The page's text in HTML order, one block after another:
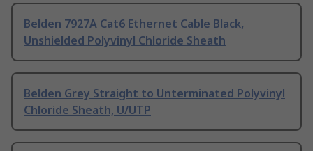
Belden 7927A Cat6 Ethernet Cable Black,
Unshielded Polyvinyl Chloride Sheath
Belden Grey Straight to Unterminated Polyvinyl
Chloride Sheath, U/UTP